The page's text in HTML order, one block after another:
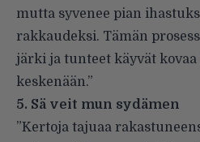
mutta syvenee pian
rakkaudeksi. Tämän
järki ja tunteet käyvät
keskenään.”
5. Sä veit mun sydämen
”Kertoja tajuaa